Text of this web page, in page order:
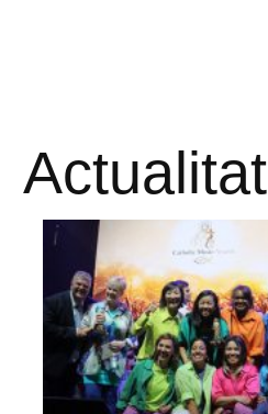
Actualitat